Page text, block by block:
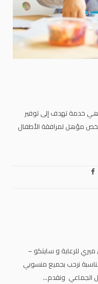
خدمة تهدف إلى توفير
شخص مؤهل لمرافقة الأطفال
ميري للرعاية و سايتكو –
نرحب بجميع منسوبي
الجماعي ونقدم…